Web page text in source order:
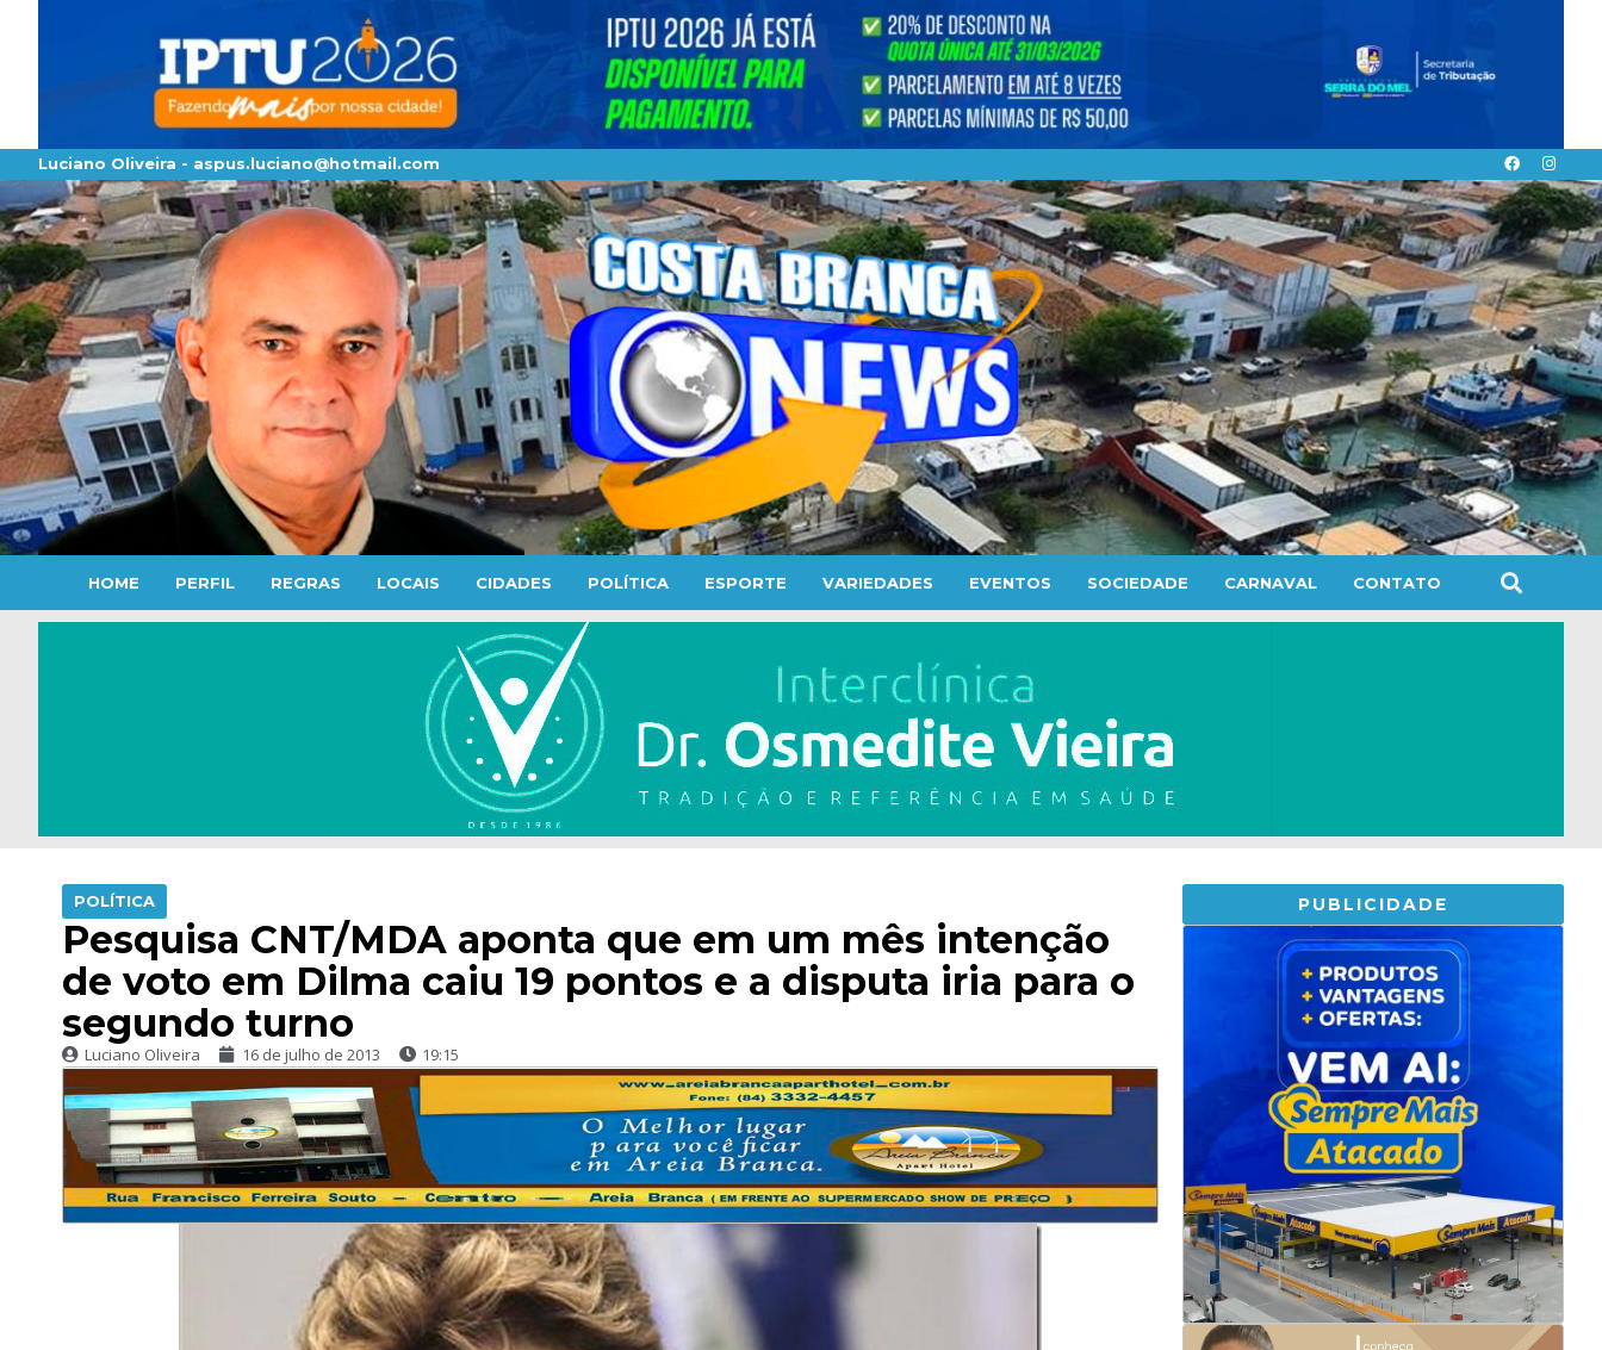
Luciano Oliveira - aspus.luciano@hotmail.com
HOME PERFIL REGRAS LOCAIS CIDADES POLÍTICA ESPORTE VARIEDADES EVENTOS SOCIEDADE CARNAVAL CONTATO
POLÍTICA
Pesquisa CNT/MDA aponta que em um mês intenção
de voto em Dilma caiu 19 pontos e a disputa iria para o
segundo turno
Luciano Oliveira 16 de julho de 2013 19:15
PUBLICIDADE